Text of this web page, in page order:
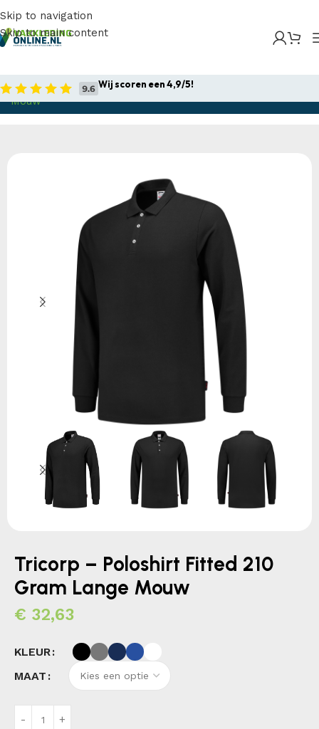
Skip to navigation
Skip to main content
Wij scoren een 4,9/5!
Poloshirts/ Tricorp – Poloshirt Fitted 210 Gram Lange
Mouw
Tricorp – Poloshirt Fitted 210
Gram Lange Mouw
€ 32,63
KLEUR
MAAT